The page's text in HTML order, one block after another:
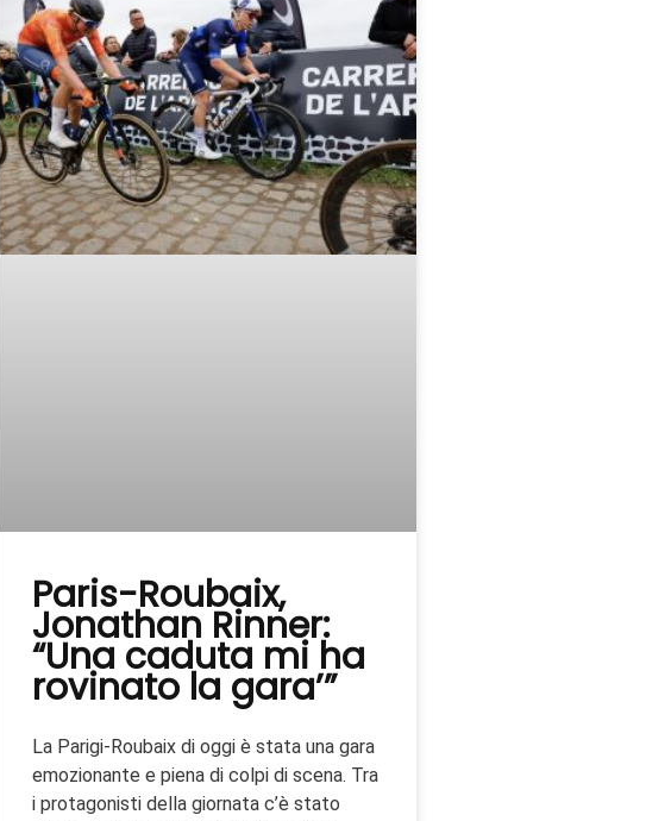
Paris-Roubaix,
Jonathan Rinner:
“Una caduta mi ha
rovinato la gara’”
La Parigi-Roubaix di oggi è stata una gara
emozionante e piena di colpi di scena. Tra
i protagonisti della giornata c’è stato